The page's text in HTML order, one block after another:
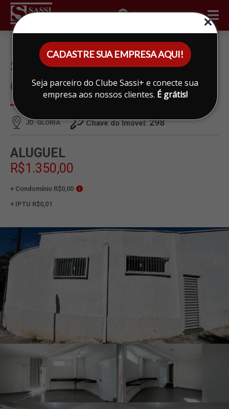
CADASTRE SUA EMPRESA AQUI!
Seja parceiro do Clube Sassi+ e conecte sua
empresa aos nossos clientes. É grátis!
ÁREA DO CLIENTE
SALÃO PARA ALUGAR EM JD.
GLORIA, LIMEIRA
JD. GLORIA Chave do Imóvel:298
ALUGUEL
R$1.350,00
+ Condomínio R$0,00 i
+ IPTU R$0,01